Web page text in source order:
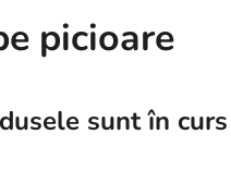
picioare
sunt în